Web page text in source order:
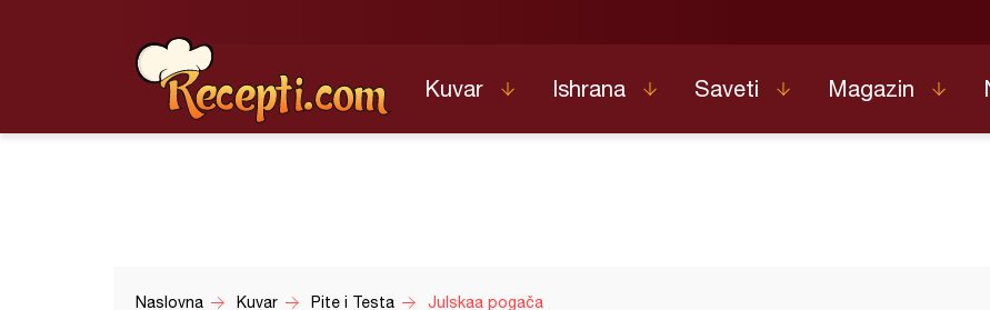
Kuvar Ishrana Saveti Magazin
Naslovna Kuvar Pite i Testa Julskaa pogača